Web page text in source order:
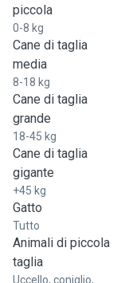
piccola
0-8 kg
Cane di taglia
media
8-18 kg
Cane di taglia
grande
18-45 kg
Cane di taglia
gigante
+45 kg
Gatto
Tutto
Animali di piccola
taglia
Uccello, coniglio,